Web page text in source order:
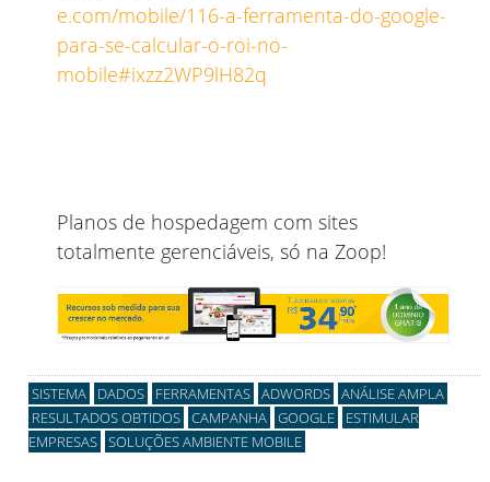
e.com/mobile/116-a-ferramenta-do-google-
para-se-calcular-o-roi-no-
mobile#ixzz2WP9lH82q
Planos de hospedagem com sites
totalmente gerenciáveis, só na Zoop!
SISTEMA DADOS FERRAMENTAS ADWORDS ANÁLISE AMPLA
RESULTADOS OBTIDOS CAMPANHA GOOGLE
ESTIMULAR
EMPRESAS SOLUÇÕES AMBIENTE MOBILE